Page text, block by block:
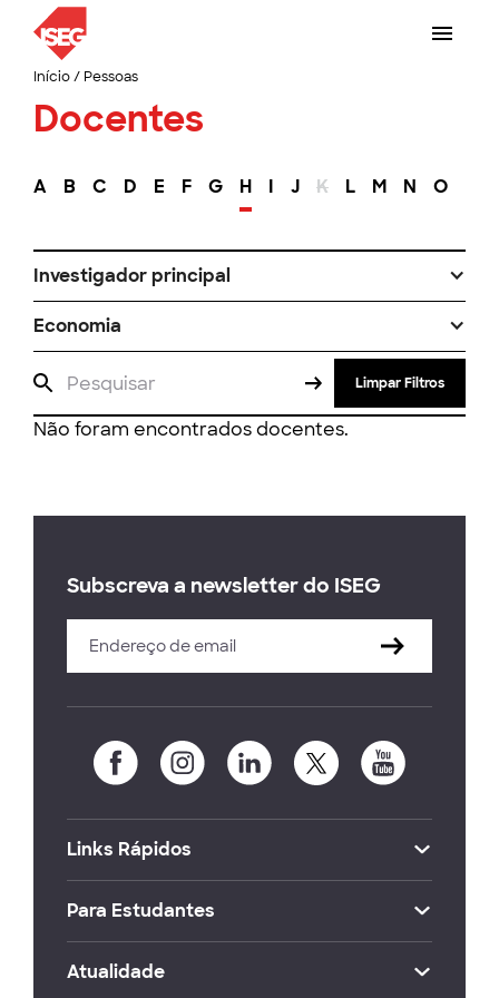
Início/ Pessoas
Docentes
A B C D E F G H I J K L M N O
Investigador principal
Economia
Limpar Filtros
Não foram encontrados docentes.
Subscreva a newsletter do ISEG
Links Rápidos
Para Estudantes
Atualidade